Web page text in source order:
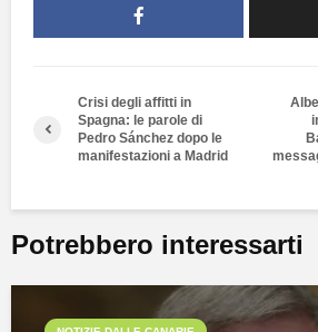
Crisi degli affitti in
Spagna: le parole di
Pedro Sánchez dopo le
manifestazioni a Madrid
Potrebbero interessarti